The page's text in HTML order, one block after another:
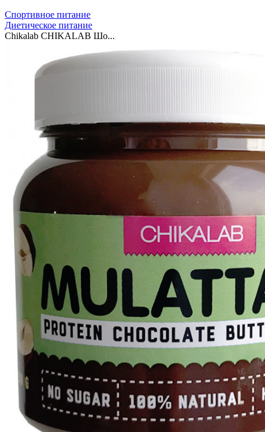
Спортивное питание
Диетическое питание
Chikalab CHIKALAB Шо...